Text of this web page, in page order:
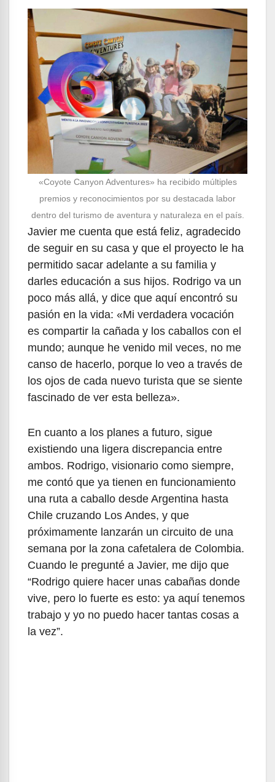
«Coyote Canyon Adventures» ha recibido múltiples
premios y reconocimientos por su destacada labor
dentro del turismo de aventura y naturaleza en el país.
Javier me cuenta que está feliz, agradecido
de seguir en su casa y que el proyecto le ha
permitido sacar adelante a su familia y
darles educación a sus hijos. Rodrigo va un
poco más allá, y dice que aquí encontró su
pasión en la vida: «Mi verdadera vocación
es compartir la cañada y los caballos con el
mundo; aunque he venido mil veces, no me
canso de hacerlo, porque lo veo a través de
los ojos de cada nuevo turista que se siente
fascinado de ver esta belleza».
En cuanto a los planes a futuro, sigue
existiendo una ligera discrepancia entre
ambos. Rodrigo, visionario como siempre,
me contó que ya tienen en funcionamiento
una ruta a caballo desde Argentina hasta
Chile cruzando Los Andes, y que
próximamente lanzarán un circuito de una
semana por la zona cafetalera de Colombia.
Cuando le pregunté a Javier, me dijo que
“Rodrigo quiere hacer unas cabañas donde
vive, pero lo fuerte es esto: ya aquí tenemos
trabajo y yo no puedo hacer tantas cosas a
la vez”.